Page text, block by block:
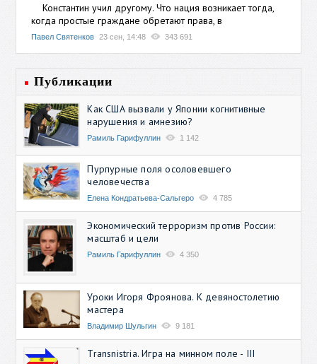
Константин учил другому. Что нация возникает тогда,
когда простые граждане обретают права, в
Павел Святенков 23 сен, 14:48 343 691
Публикации
Как США вызвали у Японии когнитивные
нарушения и амнезию?
Рамиль Гарифуллин 1 142
Пурпурные поля осоловевшего
человечества
Елена Кондратьева-Сальгеро 4 785
Экономический терроризм против России:
масштаб и цели
Рамиль Гарифуллин 4 350
Уроки Игоря Фроянова. К девяностолетию
мастера
Владимир Шульгин 9 181
Transnistria. Игра на минном поле - III